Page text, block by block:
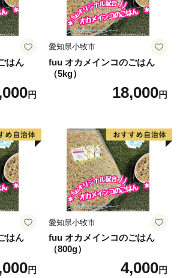
はん
円
愛知県小牧市
fuu オカメインコのごはん
（5kg）
18,000円
はん
円
愛知県小牧市
fuu オカメインコのごはん
（800g）
4,000円